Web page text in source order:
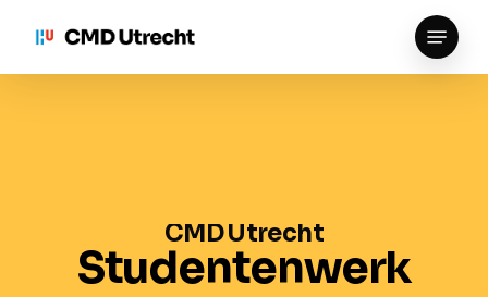
main
Menu
CMDUtrecht
Studentenwerk